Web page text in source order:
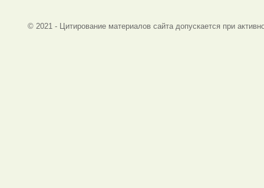
© 2021 - Цитирование материалов сайта допускается при